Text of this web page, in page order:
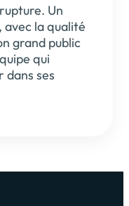
Un
avec la qualité
grand public
qui
ses